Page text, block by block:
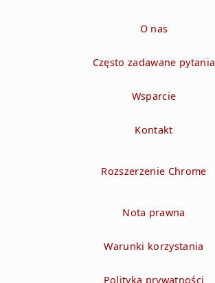
O nas
Często zadawane pytania
Wsparcie
Kontakt
Rozszerzenie Chrome
Nota prawna
Warunki korzystania
Polityka prywatności